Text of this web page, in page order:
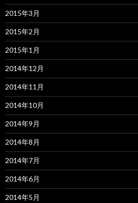
2015年3月
2015年2月
2015年1月
2014年12月
2014年11月
2014年10月
2014年9月
2014年8月
2014年7月
2014年6月
2014年5月